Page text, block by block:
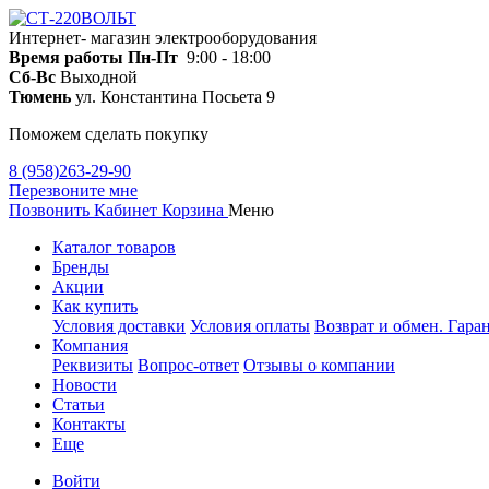
Интернет- магазин электрооборудования
Время работы Пн-Пт 9:00 - 18:00
Сб-Вс Выходной
Тюмень ул. Константина Посьета 9
Поможем сделать покупку
8 (958)263-29-90
Перезвоните мне
Позвонить Кабинет Корзина Меню
Каталог товаров
Бренды
Акции
Как купить
Условия доставки Условия оплаты Возврат и обмен.
Компания
Реквизиты Вопрос-ответ Отзывы о компании
Новости
Статьи
Контакты
Еще
Войти